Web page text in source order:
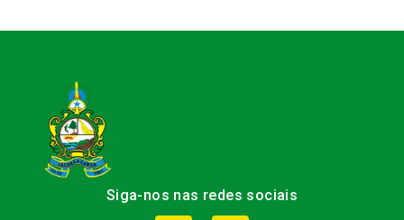
Siga-nos nas redes sociais